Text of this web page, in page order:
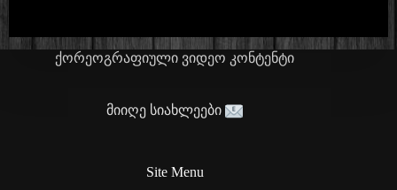
ქორეოგრაფიული ვიდეო კონტენტი
მიიღე სიახლეები
Site Menu